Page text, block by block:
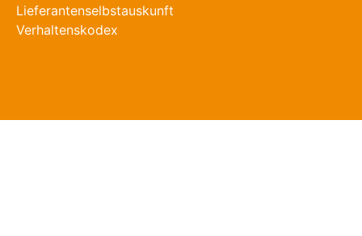
Lieferantenselbstauskunft
Verhaltenskodex